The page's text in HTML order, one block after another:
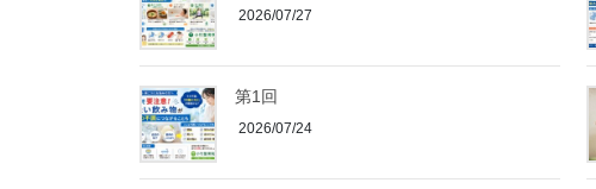
2026/07/27
第1回
2026/07/24